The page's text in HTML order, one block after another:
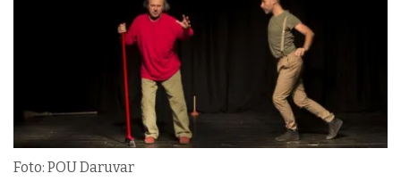
Foto: POU Daruvar